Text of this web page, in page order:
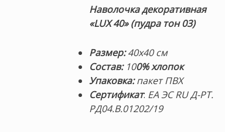
Наволочка декоративная
«LUX 40» (пудра тон 03)
Размер:40х40 см
Состав:100% хлопок
Упаковка:пакет ПВХ
Сертификат: ЕА ЭС RU Д-РТ.
РД04.В.01202/19